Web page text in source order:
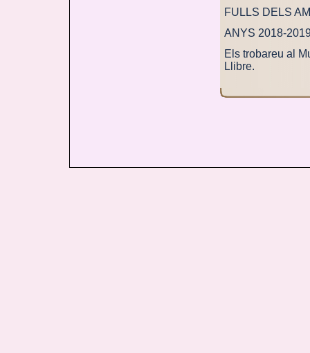
FULLS DELS
ANYS 2018-
Els trobareu al
Llibre.